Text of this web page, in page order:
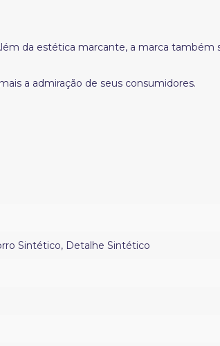
da estética marcante, a marca também
a admiração de seus consumidores.
Sintético, Detalhe Sintético